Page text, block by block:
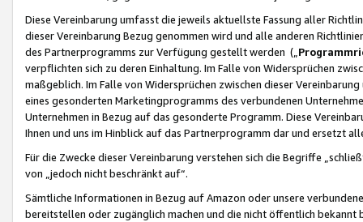
Diese Vereinbarung umfasst die jeweils aktuellste Fassung aller
dieser Vereinbarung Bezug genommen wird und alle anderen
des Partnerprogramms zur Verfügung gestellt werden („
verpflichten sich zu deren Einhaltung. Im Falle von Widersprüchen
maßgeblich. Im Falle von Widersprüchen zwischen dieser
eines gesonderten Marketingprogramms des verbundenen
Unternehmen in Bezug auf das gesonderte Programm. Diese
Ihnen und uns im Hinblick auf das Partnerprogramm dar und ersetzt
Für die Zwecke dieser Vereinbarung verstehen sich die Begriffe
von „jedoch nicht beschränkt auf“.
Sämtliche Informationen in Bezug auf Amazon oder unsere
bereitstellen oder zugänglich machen und die nicht öffentlich